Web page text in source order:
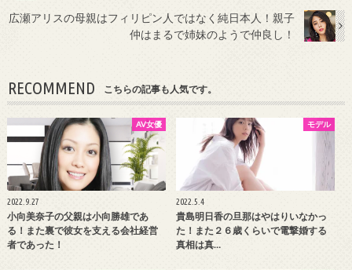
広瀬アリスの母親はフィリピン人ではなく純日本人！親子
仲はまるで姉妹のようで仲良し！
RECOMMEND こちらの記事も人気です。
AV女優
2022.9.27
小向美奈子の父親は小向勝雄であ
る！また裏で彼女を支える会社経営
者であった！
モデル
2022.5.4
貴島明日香の旦那はやはりいなかっ
た！また２６歳くらいで電撃婚する
真相は真…